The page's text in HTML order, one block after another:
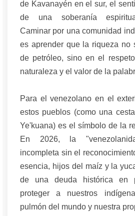
de Kavanayén en el sur, el
de una soberanía
Caminar por una comunidad
es aprender que la riqueza no
de petróleo, sino en el
naturaleza y el valor de la
Para el venezolano en el
estos pueblos (como una
Ye'kuana) es el símbolo de la
En 2026, la
incompleta sin el
esencia, hijos del maíz y la
de una deuda histórica en
proteger a nuestros
pulmón del mundo y nuestra